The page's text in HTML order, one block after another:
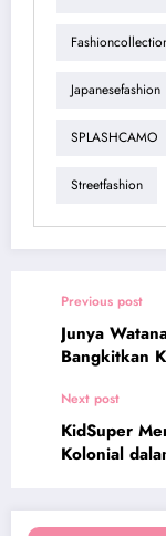
Japanesefashion
SPLASHCAMO
Streetfashion
Previous post
Junya
Bangkitkan
Next post
KidSuper
Kolonial